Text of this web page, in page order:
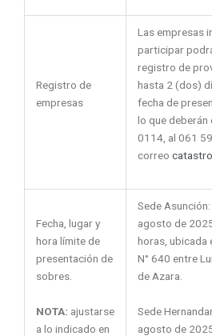
Registro de
empresas
Las empresas
participar
registro de
hasta 2 (dos)
fecha de
lo que
0114, al 061
correo
Fecha, lugar y
hora límite de
presentación de
sobres.
NOTA: ajustarse
a lo indicado en
Sede
agosto de
horas, ubicada
N° 640 entre
de Azara.
Sede
agosto de